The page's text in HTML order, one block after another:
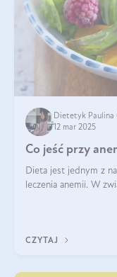
Dietetyk Paulina
12 mar 2025
Co jeść przy
Dieta jest jednym z
leczenia anemii. W
CZYTAJ